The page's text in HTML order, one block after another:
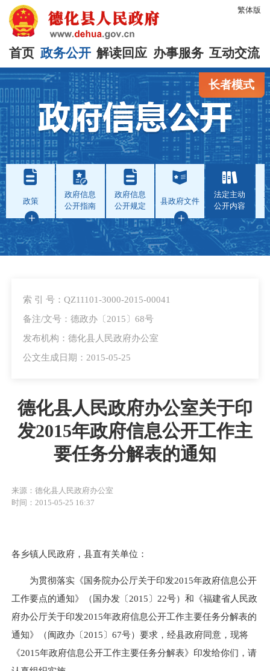
繁体版
首页 政务公开 解读回应 办事服务 互动交流
长者模式
政策
政府信息
公开指南
政府信息
公开规定
县政府文件
法定主动
公开内容
索 引 号：QZ11101-3000-2015-00041
备注/文号：德政办〔2015〕68号
发布机构：德化县人民政府办公室
公文生成日期：2015-05-25
德化县人民政府办公室关于印
发2015年政府信息公开工作主
要任务分解表的通知
来源：德化县人民政府办公室
时间：2015-05-25 16:37
各乡镇人民政府，县直有关单位：
为贯彻落实《国务院办公厅关于印发2015年政府信息公开
工作要点的通知》（国办发〔2015〕22号）和《福建省人民政
府办公厅关于印发2015年政府信息公开工作主要任务分解表的
通知》（闽政办〔2015〕67号）要求，经县政府同意，现将
《2015年政府信息公开工作主要任务分解表》印发给你们，请